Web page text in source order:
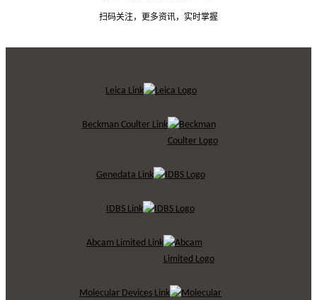
扫码关注，更多资讯，实时掌握
Leica Link
Beckman Coulter Link
Genedata Link
IDBS Link
Abcam Limited Link
Molecular Devices Link